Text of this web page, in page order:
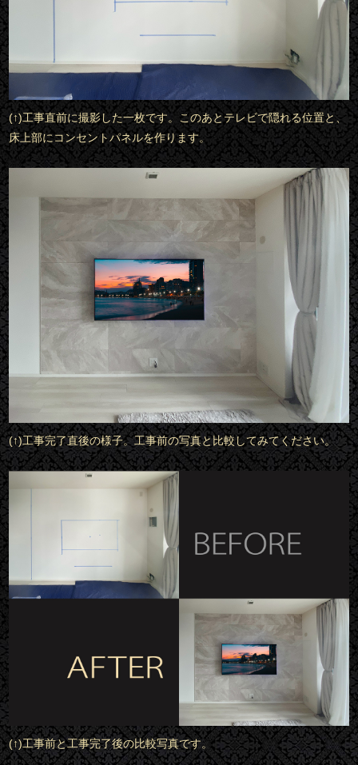
(↑)工事直前に撮影した一枚です。このあとテレビで隠れる位置と、
床上部にコンセントパネルを作ります。
(↑)工事完了直後の様子。工事前の写真と比較してみてください。
(↑)工事前と工事完了後の比較写真です。